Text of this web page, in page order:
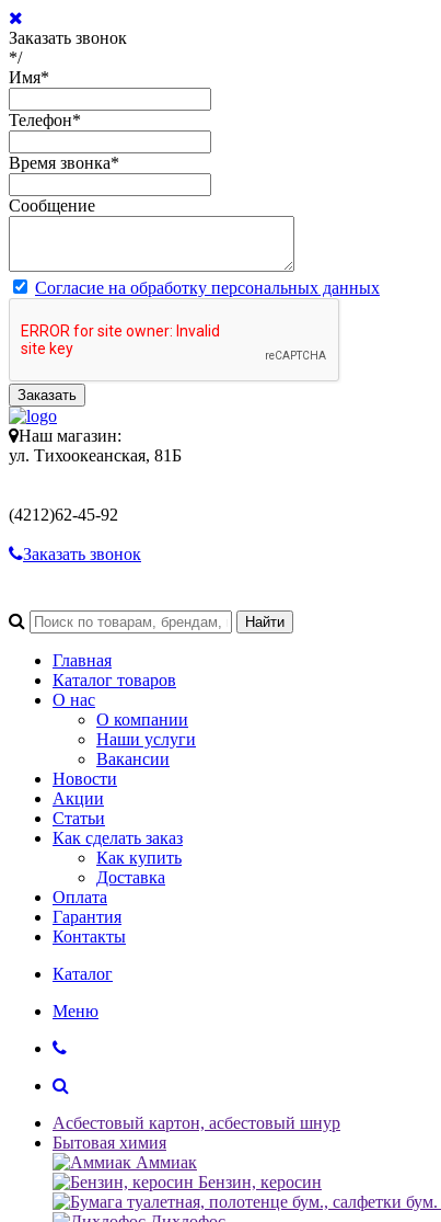
Заказать звонок
*/
Имя*
Телефон*
Время звонка*
Сообщение
Согласие на обработку персональных данных
Заказать
Наш магазин:
ул. Тихоокеанская, 81Б
(4212)62-45-92
Заказать звонок
Главная
Каталог товаров
О нас
О компании
Наши услуги
Вакансии
Новости
Акции
Статьи
Как сделать заказ
Как купить
Доставка
Оплата
Гарантия
Контакты
Каталог
Меню
Асбестовый картон, асбестовый шнур
Бытовая химия
Аммиак
Бензин, керосин